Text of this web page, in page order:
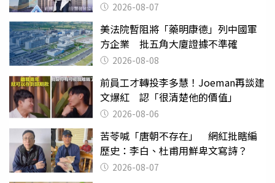
2026-08-07
美法院暫阻將「藥明康德」列中國軍
方企業 批五角大廈證據不準確
2026-08-08
前員工才轉投李多慧！Joeman再談建
文爆紅 認「很清楚他的價值」
2026-08-06
苦苓喊「唐朝不存在」 網紅批瞎編
歷史：李白、杜甫用鮮卑文寫詩？
2026-08-07